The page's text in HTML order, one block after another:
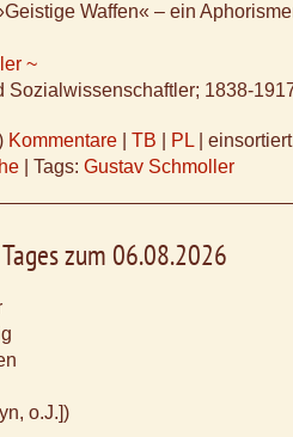
Waffen« – ein
~
Sozialwissenschaftler; 1838-
Kommentare TB PL
Tags: Gustav Schmoller
zum 06.08.2026
o.J.])